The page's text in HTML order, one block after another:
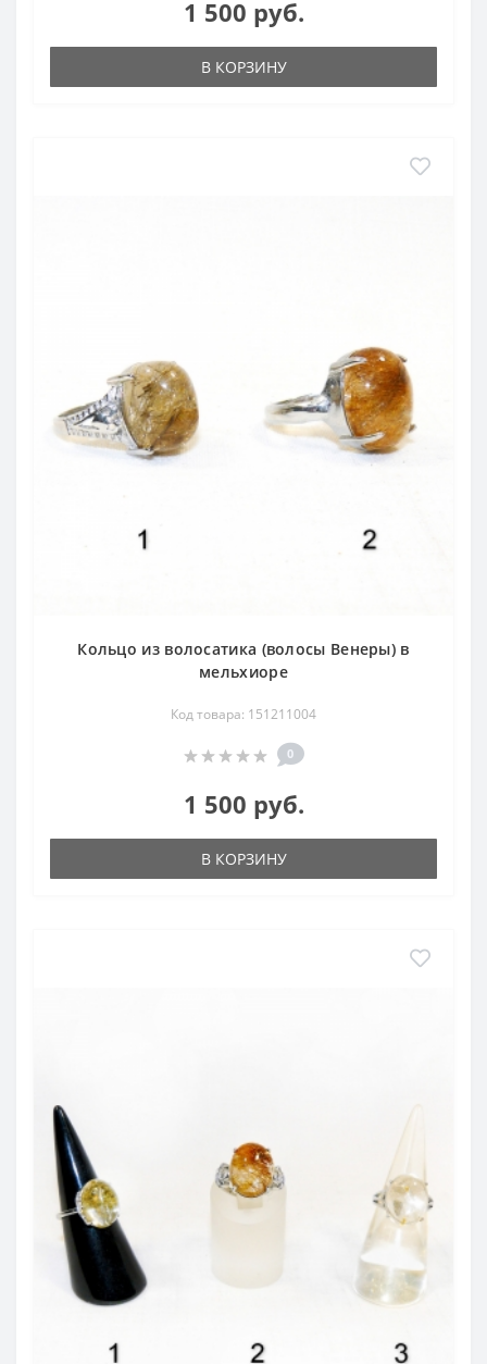
1 500 руб.
В КОРЗИНУ
Кольцо из волосатика (волосы Венеры) в
мельхиоре
Код товара: 151211004
0
1 500 руб.
В КОРЗИНУ